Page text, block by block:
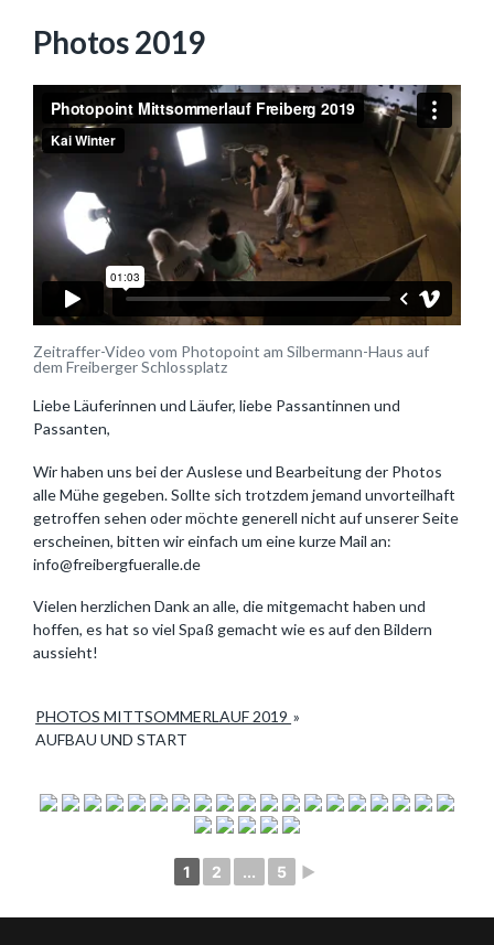
Photos 2019
Zeitraffer-Video vom Photopoint am Silbermann-Haus auf
dem Freiberger Schlossplatz
Liebe Läuferinnen und Läufer, liebe Passantinnen und
Passanten,
Wir haben uns bei der Auslese und Bearbeitung der Photos
alle Mühe gegeben. Sollte sich trotzdem jemand unvorteilhaft
getroffen sehen oder möchte generell nicht auf unserer Seite
erscheinen, bitten wir einfach um eine kurze Mail an:
info@freibergfueralle.de
Vielen herzlichen Dank an alle, die mitgemacht haben und
hoffen, es hat so viel Spaß gemacht wie es auf den Bildern
aussieht!
PHOTOS MITTSOMMERLAUF 2019 »
AUFBAU UND START
1 2 ... 5 ►